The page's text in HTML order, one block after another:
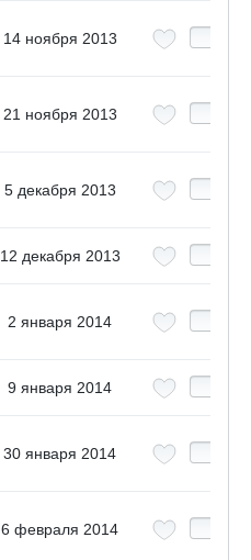
14 ноября 2013
21 ноября 2013
5 декабря 2013
12 декабря 2013
2 января 2014
9 января 2014
30 января 2014
6 февраля 2014